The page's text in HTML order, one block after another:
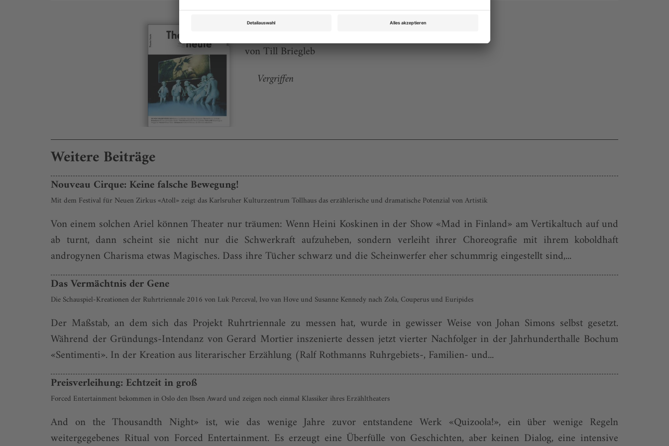
Theater heute November 2016
Rubrik: Chronik, Seite 56
von Till Briegleb
Vergriffen
Weitere Beiträge
Nouveau Cirque: Keine falsche Bewegung!
Mit dem Festival für Neuen Zirkus «Atoll» zeigt das Karlsruher Kulturzentrum Tollhaus das erzählerische und dramatische Potenzial von Artistik
Von einem solchen Ariel können Theater nur träumen: Wenn Heini Koskinen in der Show «Mad in Finland» am Vertikaltuch auf und
ab turnt, dann scheint sie nicht nur die Schwerkraft aufzuheben, sondern verleiht ihrer Choreografie mit ihrem koboldhaft
androgynen Charisma etwas Magisches. Dass ihre Tücher schwarz und die Scheinwerfer eher schummrig eingestellt sind,...
Das Vermächtnis der Gene
Die Schauspiel-Kreationen der Ruhr­triennale 2016 von Luk Perceval, Ivo van Hove und Susanne Kennedy nach Zola, Couperus und Euripides
Der Maßstab, an dem sich das Projekt Ruhrtriennale zu messen hat, wurde in gewisser Weise von Johan Simons selbst gesetzt.
Während der Gründungs-Intendanz von Gerard Mortier inszenierte dessen jetzt vierter Nachfolger in der Jahrhunderthalle Bochum
«Sentimenti». In der Kreation aus literarischer Erzählung (Ralf Rothmanns Ruhrgebiets-, Familien- und...
Preisverleihung: Echtzeit in groß
Forced Entertainment bekommen in Oslo den Ibsen Award und zeigen noch einmal Klassiker ihres Erzähltheaters
And on the Thousandth Night» ist, wie das wenige Jahre zuvor entstandene Werk «Quizoola!», ein über wenige Regeln
weitergegebenes Ritual von Forced Entertainment. Es erzeugt eine Überfülle von Geschichten, aber keinen Dialog, eine intensive